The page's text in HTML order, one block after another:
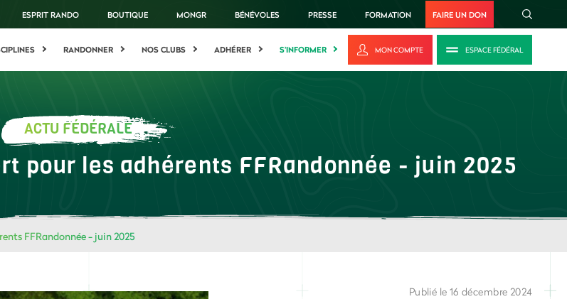
ESPRIT RANDO BOUTIQUE MONGR BÉNÉVOLES PRESSE FORMATION FAIRE UN DON
RANDONNER NOS CLUBS ADHÉRER S'INFORMER MON COMPTE ESPACE FÉDÉRAL
ACTU FÉDÉRALE
pour les adhérents FFRandonnée - juin 2025
FFRandonnée - juin 2025
Publié le 16 décembre 2024